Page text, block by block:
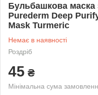
Бульбашкова маска
Purederm Deep
Mask Turmeric
Немає в наявності
Роздріб
45 ₴
Мінімальна сума